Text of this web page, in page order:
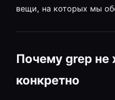
вещи, на которых мы
Почему grep не
конкретно